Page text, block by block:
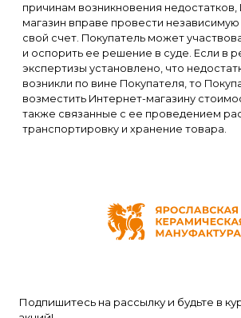
причинам возникновения недостатков,
магазин вправе провести независимую
свой счет. Покупатель может
и оспорить ее решение в суде. Если в
экспертизы установлено, что
возникли по вине Покупателя, то
возместить Интернет-магазину
также связанные с ее проведением
транспортировку и хранение товара.
Подпишитесь на рассылку и будьте в